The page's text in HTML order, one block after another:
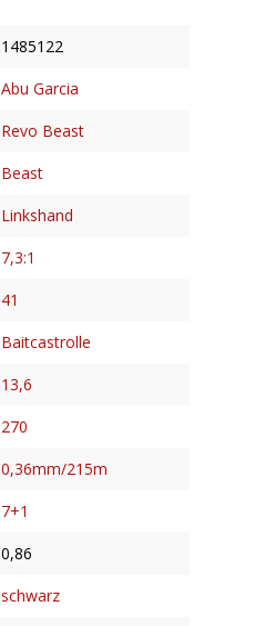
1485122
Abu Garcia
Revo Beast
Beast
Linkshand
7,3:1
41
Baitcastrolle
13,6
270
0,36mm/215m
7+1
0,86
schwarz